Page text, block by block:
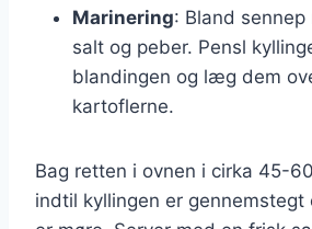
Marinering: Bland
salt og peber. Pensl
blandingen og læg dem
kartoflerne.
Bag retten i ovnen i cirka 45-
indtil kyllingen er gennemstegt